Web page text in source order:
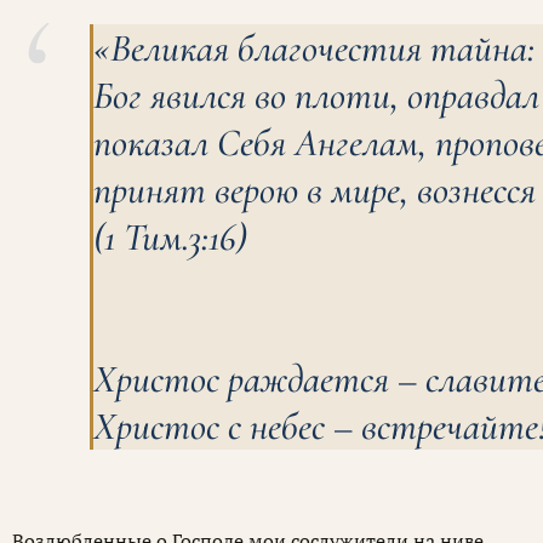
«Великая благочестия тайна:
Бог явился во плоти,
показал Себя Ангелам,
принят верою в мире, вознесся
(1 Тим.3:16)
Христос раждается –
Христос с небес –